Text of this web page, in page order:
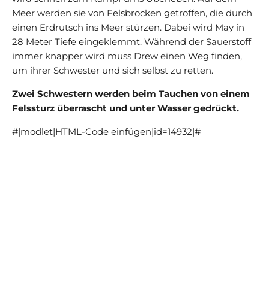
Meer werden sie von Felsbrocken getroffen, die durch
einen Erdrutsch ins Meer stürzen. Dabei wird May in
28 Meter Tiefe eingeklemmt. Während der Sauerstoff
immer knapper wird muss Drew einen Weg finden,
um ihrer Schwester und sich selbst zu retten.
Zwei Schwestern werden beim Tauchen von einem
Felssturz überrascht und unter Wasser gedrückt.
#|modlet|HTML-Code einfügen|id=14932|#